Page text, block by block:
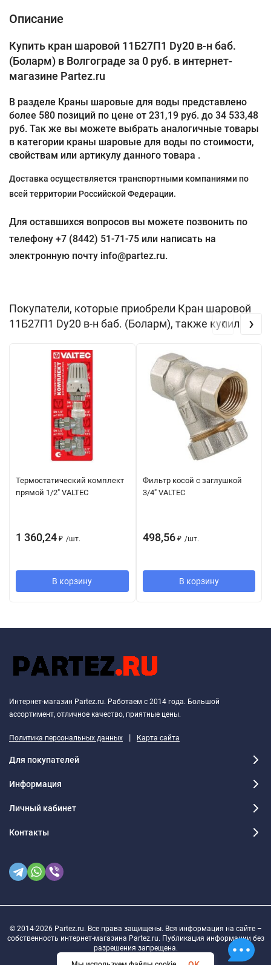
Описание
Купить кран шаровой 11Б27П1 Dу20 в-н баб.
(Боларм) в Волгограде за 0 руб. в интернет-
магазине Partez.ru
В разделе Краны шаровые для воды представлено
более 580 позиций по цене от 231,19 руб. до 34 533,48
руб. Так же вы можете выбрать аналогичные товары
в категории краны шаровые для воды по стоимости,
свойствам или артикулу данного товара .
Доставка осуществляется транспортными компаниями по
всей территории Российской Федерации.
Для оставшихся вопросов вы можете позвонить по
телефону +7 (8442) 51-71-75 или написать на
электронную почту info@partez.ru.
Покупатели, которые приобрели Кран шаровой
11Б27П1 Dу20 в-н баб. (Боларм), также купили
Термостатический комплект
прямой 1/2" VALTEC
1 360,24 ₽ /шт.
В корзину
Фильтр косой с заглушкой
3/4" VALTEC
498,56 ₽ /шт.
В корзину
‹ ›
Интернет-магазин Partez.ru. Работаем с 2014 года. Большой
ассортимент, отличное качество, приятные цены.
Политика персональных данных | Карта сайта
Для покупателей
Информация
Личный кабинет
Контакты
© 2014-2026 Partez.ru. Все права защищены. Вся информация на сайте –
собственность интернет-магазина Partez.ru. Публикация информации без
разрешения запрещена.